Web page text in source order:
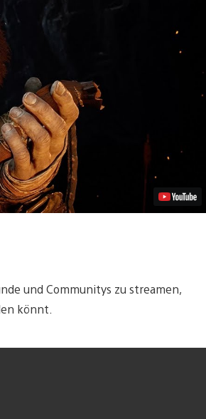
und Communitys zu streamen,
könnt.